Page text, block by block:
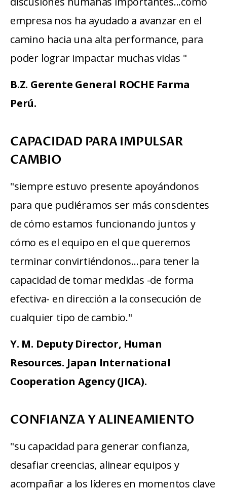
empresa nos ha ayudado a avanzar en el
camino hacia una alta performance, para
poder lograr impactar muchas vidas "
B.Z. Gerente General ROCHE Farma
Perú.
CAPACIDAD PARA IMPULSAR
CAMBIO
"siempre estuvo presente apoyándonos
para que pudiéramos ser más conscientes
de cómo estamos funcionando juntos y
cómo es el equipo en el que queremos
terminar convirtiéndonos...para tener la
capacidad de tomar medidas -de forma
efectiva- en dirección a la consecución de
cualquier tipo de cambio."
Y. M. Deputy Director, Human
Resources. Japan International
Cooperation Agency (JICA).
CONFIANZA Y ALINEAMIENTO
"su capacidad para generar confianza,
desafiar creencias, alinear equipos y
acompañar a los líderes en momentos clave